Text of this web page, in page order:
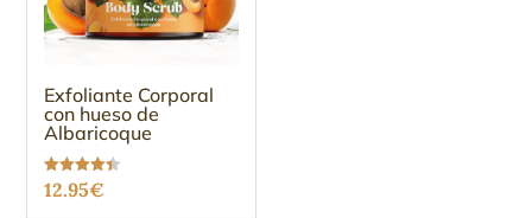
Exfoliante Corporal
con hueso de
Albaricoque
Valorado
con
12.95€